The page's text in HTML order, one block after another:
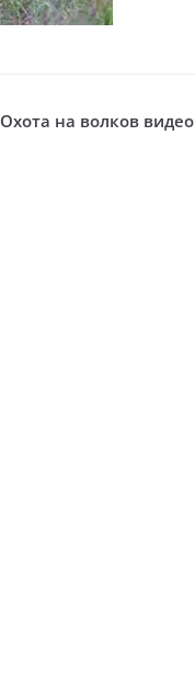
Охота на волков видео